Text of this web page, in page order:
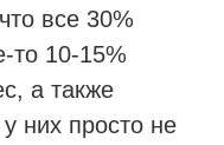
все 30%
то 10-15%
а также
них просто не